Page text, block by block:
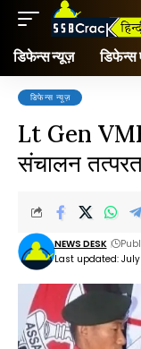
डिफेन्स न्यूज़ डिफेन्स
डिफेन्स न्यूज़
Lt Gen
संचालन
Last updated:
NEWS DESK